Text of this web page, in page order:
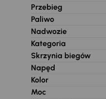
Przebieg
Paliwo
Nadwozie
Kategoria
Skrzynia biegów
Napęd
Kolor
Moc